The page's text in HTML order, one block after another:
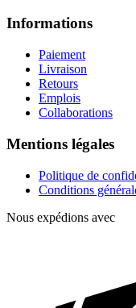
Informations
Paiement
Livraison
Retours
Emplois
Collaborations
Mentions légales
Politique de
Conditions
Nous expédions avec